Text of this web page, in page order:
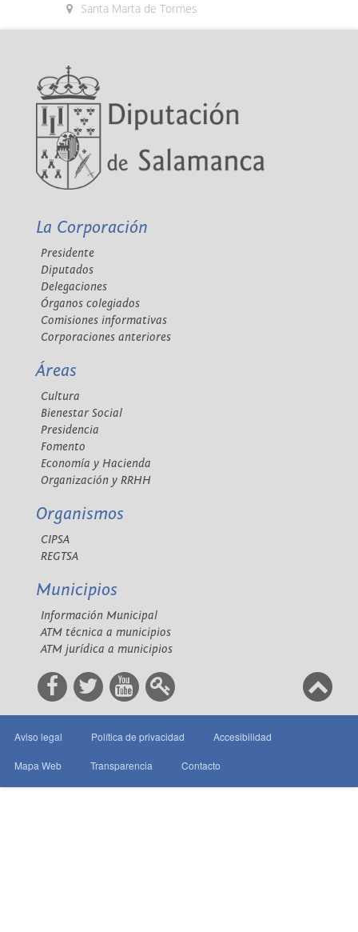
Santa Marta de Tormes
La Corporación
Presidente
Diputados
Delegaciones
Órganos colegiados
Comisiones informativas
Corporaciones anteriores
Áreas
Cultura
Bienestar Social
Presidencia
Fomento
Economía y Hacienda
Organización y RRHH
Organismos
CIPSA
REGTSA
Municipios
Información Municipal
ATM técnica a municipios
ATM jurídica a municipios
Aviso legal Política de privacidad Accesibilidad
Mapa Web Transparencia Contacto